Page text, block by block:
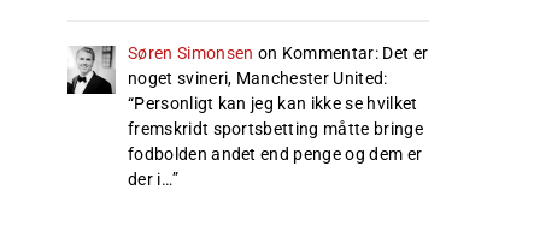
Søren Simonsen on Kommentar: Det er
noget svineri, Manchester United:
“Personligt kan jeg kan ikke se hvilket
fremskridt sportsbetting måtte bringe
fodbolden andet end penge og dem er
der i…”